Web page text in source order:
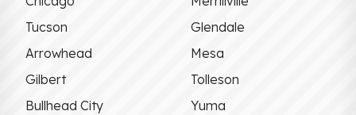
Tucson
Glendale
Arrowhead
Mesa
Gilbert
Tolleson
Bullhead City
Yuma